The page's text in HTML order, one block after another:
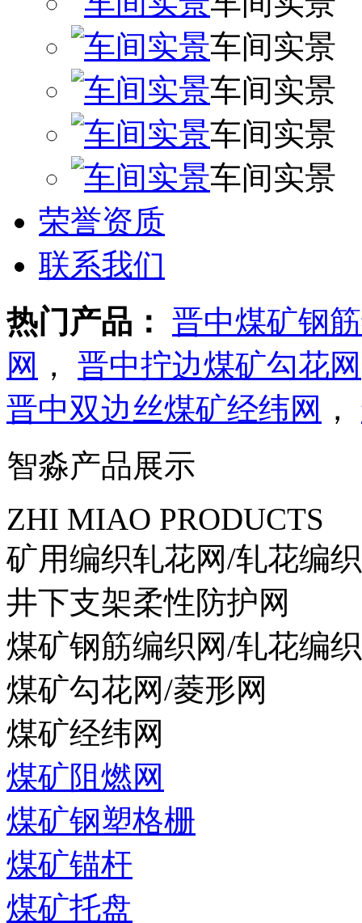
车间实景
车间实景
车间实景
车间实景
荣誉资质
联系我们
热门产品： 晋中煤矿钢
网 ， 晋中拧边煤矿勾花网
晋中双边丝煤矿经纬网 ，
智淼产品展示
ZHI MIAO PRODUCTS
矿用编织轧花网/轧花编
井下支架柔性防护网
煤矿钢筋编织网/轧花编
煤矿勾花网/菱形网
煤矿经纬网
煤矿阻燃网
煤矿钢塑格栅
煤矿锚杆
煤矿托盘